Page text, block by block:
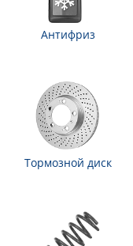
Антифриз
Тормозной диск